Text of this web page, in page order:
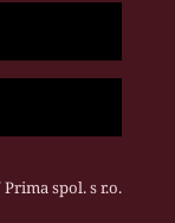
spol. s r.o.